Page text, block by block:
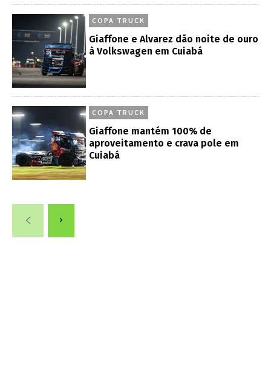
COPA TRUCK
Giaffone e Alvarez dão noite de ouro
à Volkswagen em Cuiabá
COPA TRUCK
Giaffone mantém 100% de
aproveitamento e crava pole em
Cuiabá